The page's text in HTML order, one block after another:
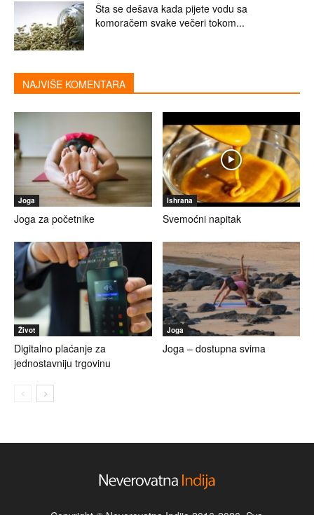
Šta se dešava kada pijete vodu sa
komoračem svake večeri tokom...
NAJVIŠE KOMENTARA
Joga
Joga za početnike
Ishrana
Svemoćni napitak
Život
Digitalno plaćanje za
jednostavniju trgovinu
Joga
Joga – dostupna svima